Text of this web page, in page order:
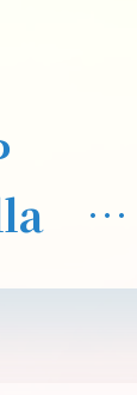
ぴ
21日